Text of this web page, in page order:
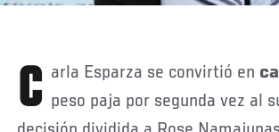
Carla Esparza se convirtió en
peso paja por segunda vez al